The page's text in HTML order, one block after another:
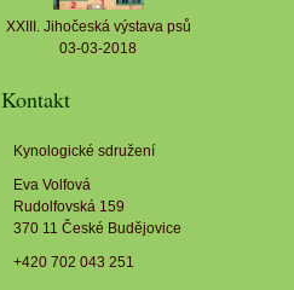
XXIII. Jihočeská výstava psů
03-03-2018
Kontakt
Kynologické sdružení
Eva Volfová
Rudolfovská 159
370 11 České Budějovice
+420 702 043 251